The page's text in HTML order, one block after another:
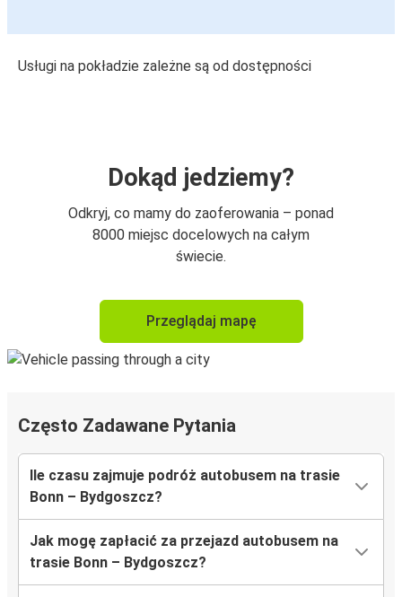
Usługi na pokładzie zależne są od dostępności
Dokąd jedziemy?
Odkryj, co mamy do zaoferowania – ponad
8000 miejsc docelowych na całym
świecie.
Przeglądaj mapę
Często Zadawane Pytania
Ile czasu zajmuje podróż autobusem na trasie
Bonn – Bydgoszcz?
Jak mogę zapłacić za przejazd autobusem na
trasie Bonn – Bydgoszcz?